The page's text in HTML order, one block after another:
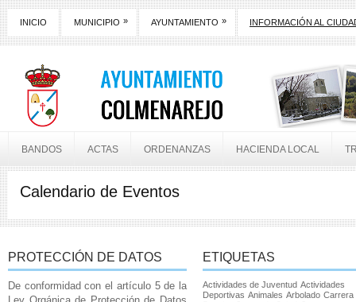
INICIO MUNICIPIO » AYUNTAMIENTO » INFORMACIÓN AL
BANDOS ACTAS ORDENANZAS HACIENDA LOCAL
Calendario de Eventos
PROTECCIÓN DE DATOS
De conformidad con el artículo 5 de la
ETIQUETAS
Actividades de Juventud Actividades
Deportivas Animales Arbolado Carrera